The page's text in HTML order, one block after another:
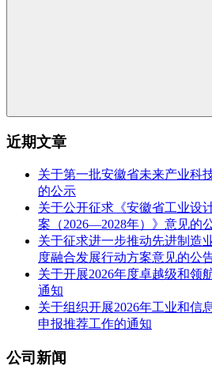
近期文章
关于第一批安徽省未来产业科
的公示
关于公开征求《安徽省工业设
案（2026—2028年）》意见的
关于征求进一步推动先进制造
度融合发展行动方案意见的公
关于开展2026年度卓越级和领
通知
关于组织开展2026年工业和信
申报推荐工作的通知
公司新闻